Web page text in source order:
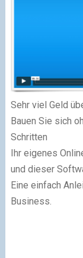
Sehr viel Geld
Bauen Sie sich
Schritten
Ihr eigenes
und dieser
Eine einfach
Business.